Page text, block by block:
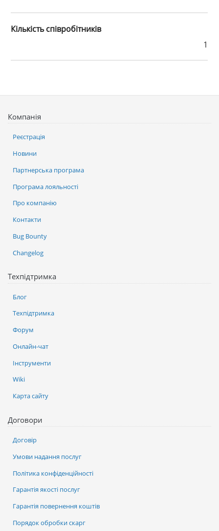
Кількість співробітників
1
Компанія
Реєстрація
Новини
Партнерська програма
Програма лояльності
Про компанію
Контакти
Bug Bounty
Changelog
Техпідтримка
Блог
Техпідтримка
Форум
Онлайн-чат
Інструменти
Wiki
Карта сайту
Договори
Договір
Умови надання послуг
Політика конфіденційності
Гарантія якості послуг
Гарантія повернення коштів
Порядок обробки скарг